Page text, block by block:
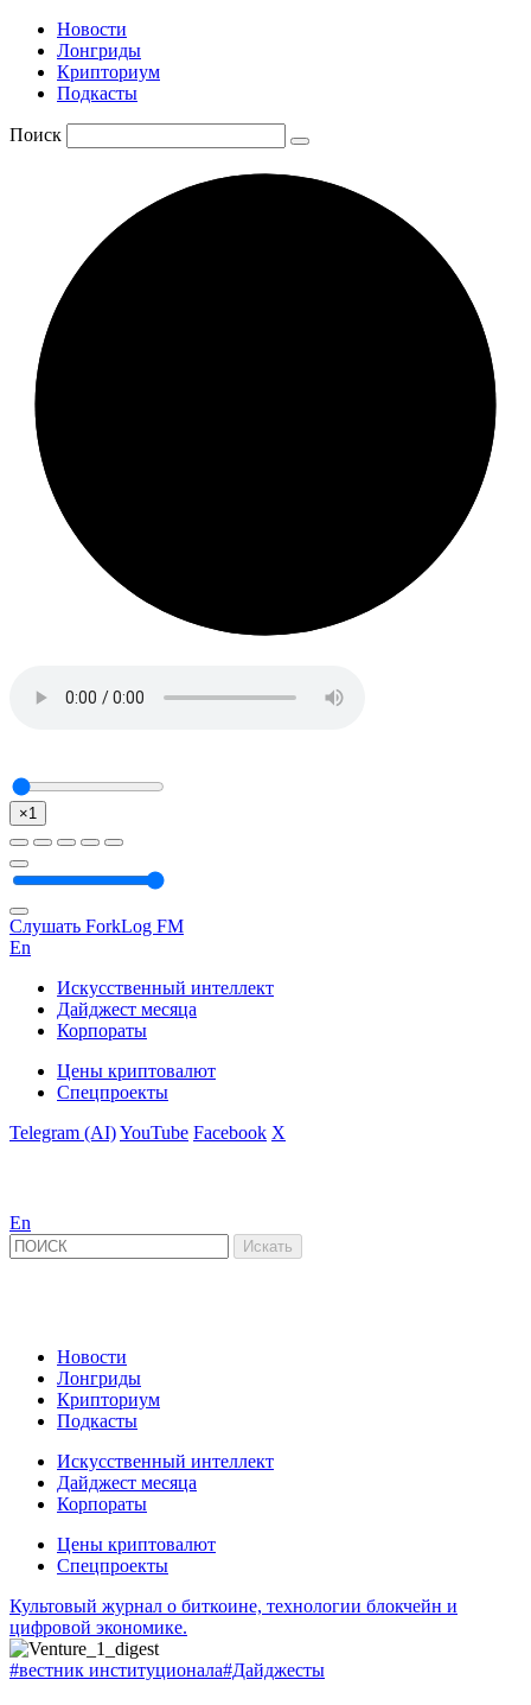
Новости
Лонгриды
Крипториум
Подкасты
Поиск
×1
Слушать ForkLog FM
En
Искусственный интеллект
Дайджест месяца
Корпораты
Цены криптовалют
Спецпроекты
Telegram (AI)YouTube Facebook X
En
Новости
Лонгриды
Крипториум
Подкасты
Искусственный интеллект
Дайджест месяца
Корпораты
Цены криптовалют
Спецпроекты
Культовый журнал о биткоине, технологии блокчейн и
цифровой экономике.
#вестник институционала#Дайджесты